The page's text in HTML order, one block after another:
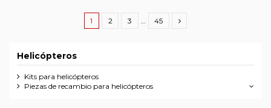
1 2 3 45
Helicópteros
Kits para helicópteros
Piezas de recambio para helicópteros